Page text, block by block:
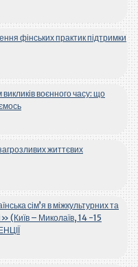
фінських практик підтримки
воєнного часу: що
життєвих
сім’я в міжкультурних та
(Київ – Миколаїв, 14 -15